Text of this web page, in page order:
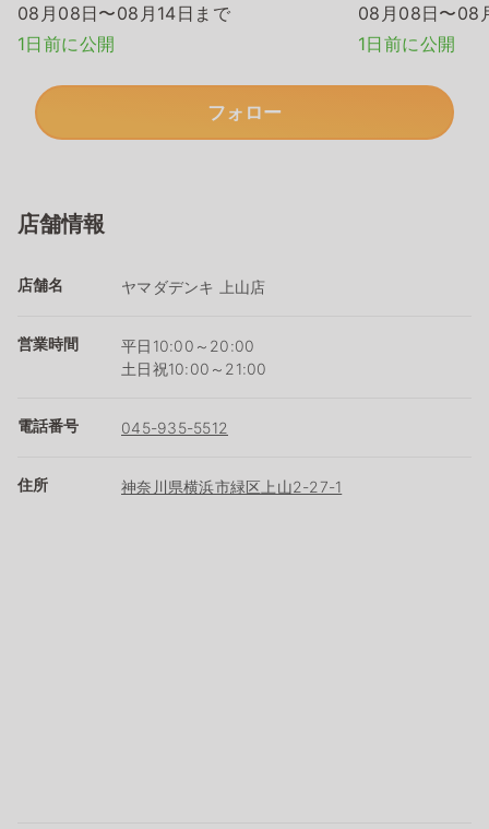
08月08日〜08月14日まで
1日前に公開
08月08日〜08
1日前に公開
フォロー
店舗情報
店舗名 ヤマダデンキ 上山店
営業時間
平日10:00～20:00
土日祝10:00～21:00
電話番号 045-935-5512
住所 神奈川県横浜市緑区上山2-27-1